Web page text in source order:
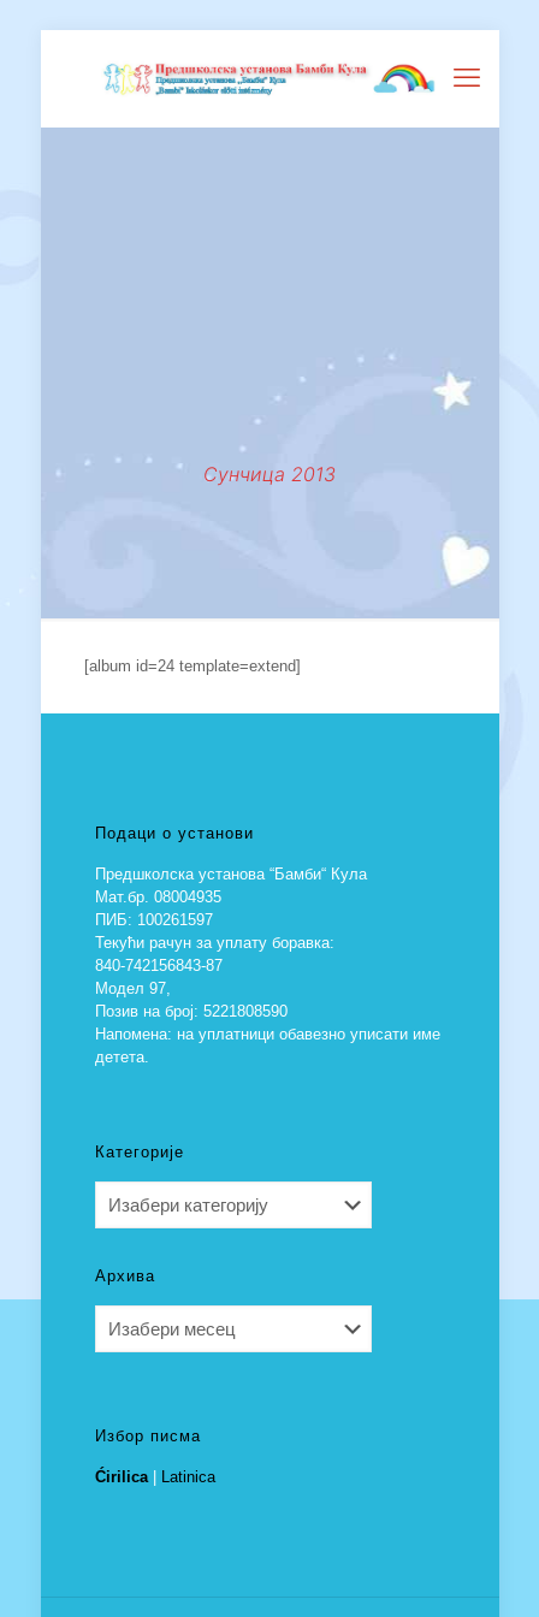
Сунчица 2013
[album id=24 template=extend]
Подаци о установи
Предшколска установа “Бамби“ Кула
Мат.бр. 08004935
ПИБ: 100261597
Текући рачун за уплату боравка:
840-742156843-87
Модел 97,
Позив на број: 5221808590
Напомена: на уплатници обавезно уписати име
детета.
Категорије
Архива
Избор писма
Ćirilica| Latinica